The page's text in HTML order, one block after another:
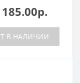
В НАЛИЧИИ